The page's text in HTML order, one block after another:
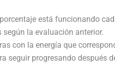
está funcionando
según la evaluación anterior.
con la energía que
seguir progresando después